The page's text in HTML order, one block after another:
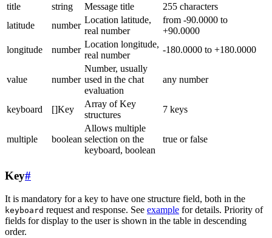
title
string Message title
255 characters
latitude
number
Location latitude,
real number
from -90.0000 to
+90.0000
longitude
number
Location longitude,
real number
-180.0000 to +180.0000
value number
Number, usually
used in the chat
evaluation
any number
keyboard []Key
Array of Key
structures
7 keys
multiple boolean
Allows multiple
selection on the
keyboard, boolean
true or false
Key#
It is mandatory for a key to have one structure field, both in the
keyboard request and response. See example for details. Priority of
fields for display to the user is shown in the table in descending
order.